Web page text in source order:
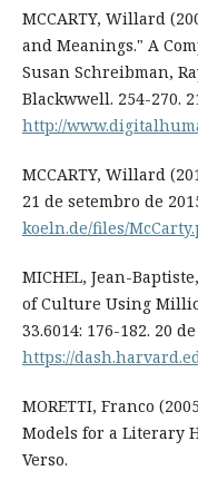
MCCARTY, Willard
and Meanings." A
Susan Schreibman,
Blackwwell. 254-270.
http://
MCCARTY, Willard
21 de setembro de
koeln.de/files/
MICHEL, Jean-
of Culture Using
33.6014: 176-182. 20
https://
MORETTI, Franco
Models for a Literary
Verso.